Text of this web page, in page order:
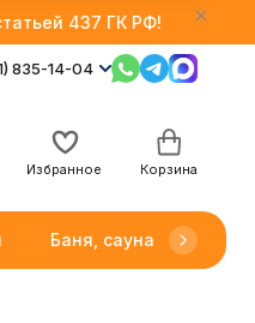
437 ГК РФ!
835-14-04
Избранное Корзина
Баня, сауна